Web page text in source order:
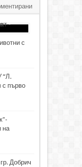
с
“Л.
с първо
на
Добрич